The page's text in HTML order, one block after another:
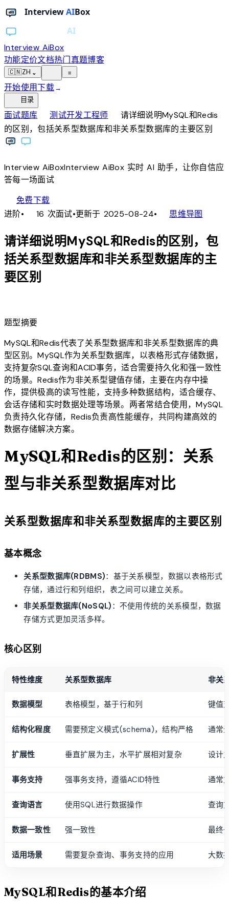
Interview AiBox
功能定价文档热门真题博客
🇨🇳ZH ⌄ ≡
开始使用下载→
目录
面试题库chevron_right测试开发工程师chevron_right
请详细说明MySQL和Redis
的区别，包括关系型数据库和非关系型数据库的主要区别
Interview AiBoxInterviewAiBox实时 AI 助手，让你自信应
答每一场面试
免费下载
进阶• 16 次面试•更新于 2025-08-24• account_tree思维导图
请详细说明MySQL和Redis的区别，包
括关系型数据库和非关系型数据库的主
要区别
题型摘要
MySQL和Redis代表了关系型数据库和非关系型数据库的典
型区别。MySQL作为关系型数据库，以表格形式存储数据，
支持复杂SQL查询和ACID事务，适合需要持久化和强一致性
的场景。Redis作为非关系型键值存储，主要在内存中操
作，提供极高的读写性能，支持多种数据结构，适合缓存、
会话存储和实时数据处理等场景。两者常结合使用，MySQL
负责持久化存储，Redis负责高性能缓存，共同构建高效的
数据存储解决方案。
MySQL和Redis的区别：关系
型与非关系型数据库对比
关系型数据库和非关系型数据库的主要区别
基本概念
关系型数据库(RDBMS)：基于关系模型，数据以表格形式
存储，通过行和列组织，表之间可以建立关系。
非关系型数据库(NoSQL) ：不使用传统的关系模型，数据
存储方式更加灵活多样。
核心区别
特性维度 关系型数据库 非关
数据模型 表格模型，基于行和列 键值
结构化程度 需要预定义模式(schema)，结构严格 通常
扩展性 垂直扩展为主，水平扩展相对复杂 设计
事务支持 强事务支持，遵循ACID特性 通常
查询语言 使用SQL进行数据操作 查询
数据一致性 强一致性 最终
适用场景 需要复杂查询、事务支持的应用 大数
MySQL和Redis的基本介绍